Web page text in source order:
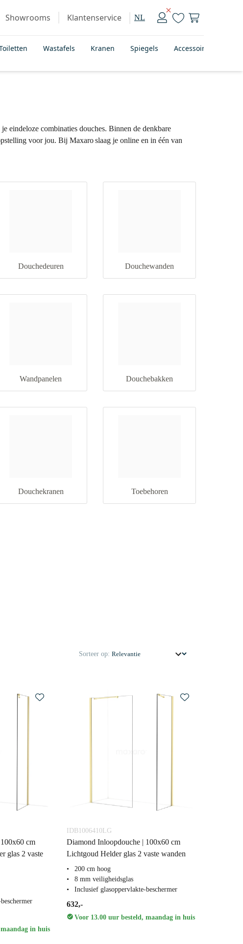
Showrooms Klantenservice NL
Wastafels Kranen Spiegels Accessoires
eindeloze combinaties douches. Binnen de denkbare
voor jou. Bij Maxaro slaag je online en in één van
Douchedeuren Douchewanden
Wandpanelen Douchebakken
Douchekranen Toebehoren
Sorteer op:
cm
glas 2 vaste
in huis
IDB1006410LG
Diamond Inloopdouche | 100x60 cm
Lichtgoud Helder glas 2 vaste wanden
200 cm hoog
8 mm veiligheidsglas
Inclusief glasoppervlakte-beschermer
632,-
Voor 13.00 uur besteld, maandag in huis